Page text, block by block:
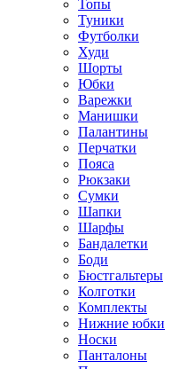
Топы
Туники
Футболки
Худи
Шорты
Юбки
Варежки
Манишки
Палантины
Перчатки
Пояса
Рюкзаки
Сумки
Шапки
Шарфы
Бандалетки
Боди
Бюстгальтеры
Колготки
Комплекты
Нижние юбки
Носки
Панталоны